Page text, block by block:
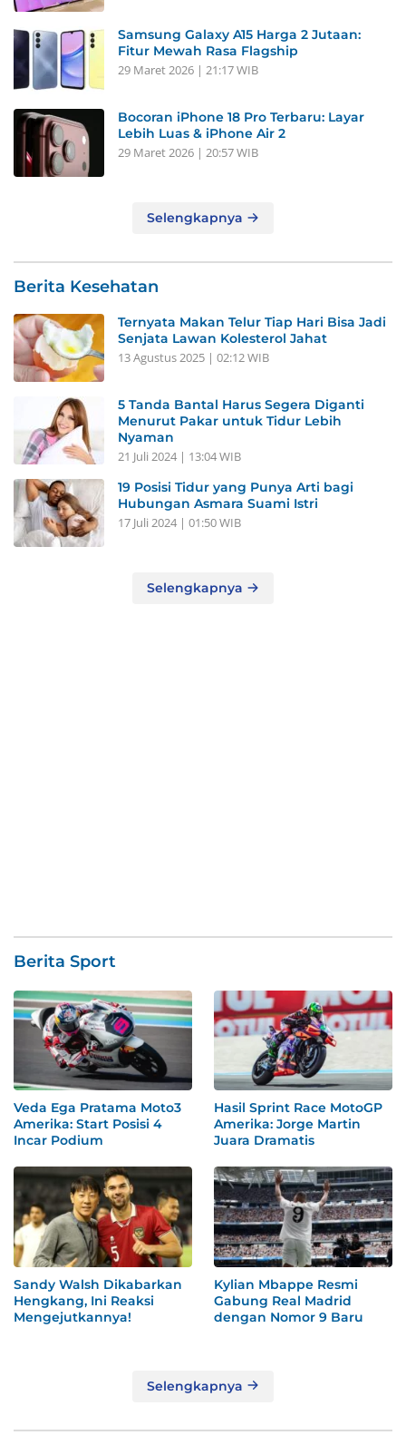
Samsung Galaxy A15 Harga 2 Jutaan:
Fitur Mewah Rasa Flagship
29 Maret 2026 | 21:17 WIB
Bocoran iPhone 18 Pro Terbaru: Layar
Lebih Luas & iPhone Air 2
29 Maret 2026 | 20:57 WIB
Selengkapnya
Berita Kesehatan
Ternyata Makan Telur Tiap Hari Bisa Jadi
Senjata Lawan Kolesterol Jahat
13 Agustus 2025 | 02:12 WIB
5 Tanda Bantal Harus Segera Diganti
Menurut Pakar untuk Tidur Lebih
Nyaman
21 Juli 2024 | 13:04 WIB
19 Posisi Tidur yang Punya Arti bagi
Hubungan Asmara Suami Istri
17 Juli 2024 | 01:50 WIB
Selengkapnya
Berita Sport
Veda Ega Pratama Moto3
Amerika: Start Posisi 4
Incar Podium
Hasil Sprint Race MotoGP
Amerika: Jorge Martin
Juara Dramatis
Sandy Walsh Dikabarkan
Hengkang, Ini Reaksi
Mengejutkannya!
Kylian Mbappe Resmi
Gabung Real Madrid
dengan Nomor 9 Baru
Selengkapnya